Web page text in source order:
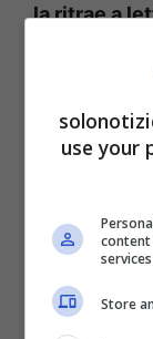
la ritrae a
tirate fino a
post sono
guarigione
dei suoi fan.
use your
content
Store